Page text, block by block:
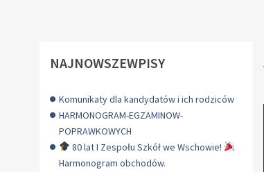
NAJNOWSZEWPISY
Komunikaty dla kandydatów i ich rodziców
HARMONOGRAM-EGZAMINOW-
POPRAWKOWYCH
80 lat I Zespołu Szkół we Wschowie!
Harmonogram obchodów.